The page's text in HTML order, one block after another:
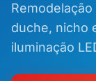
duche, nicho
iluminação